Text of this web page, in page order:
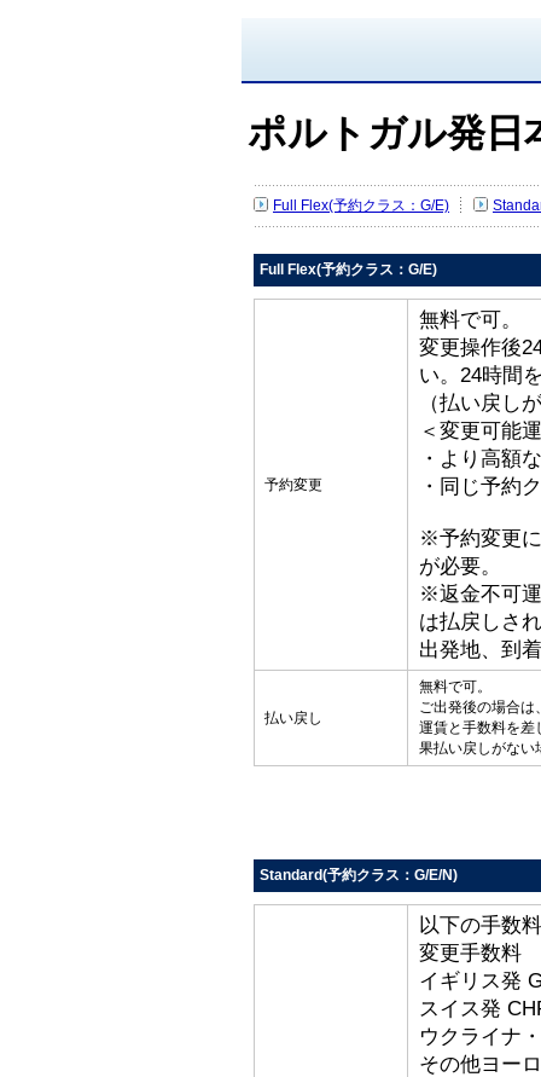
ポルトガル発日
Full Flex(予約クラス：G/E)
Full Flex(予約クラス：G/E)
予約変更
無料で可。
変更操作後
い。24時間
（払い戻し
＜変更可能
・より高額
・同じ予約
※予約変更
が必要。
※返金不可
は払戻しさ
出発地、到
払い戻し
無料で可。
ご出発後の場合は
運賃と手数料を差
果払い戻しがない
Standard(予約クラス：G/E/N)
以下の手数
変更手数料
イギリス発
スイス発
ウクライナ
その他ヨー